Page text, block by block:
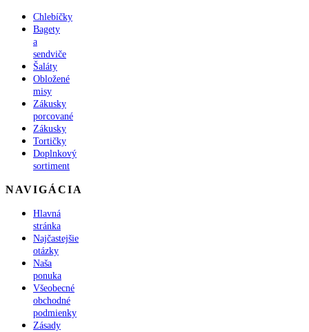
Chlebíčky
Bagety
a
sendviče
Šaláty
Obložené
misy
Zákusky
porcované
Zákusky
Tortičky
Doplnkový
sortiment
NAVIGÁCIA
Hlavná
stránka
Najčastejšie
otázky
Naša
ponuka
Všeobecné
obchodné
podmienky
Zásady